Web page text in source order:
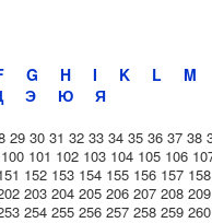
G H I K L M
Э Ю Я
29 30 31 32 33 34 35 36 37 38
100 101 102 103 104 105 106
152 153 154 155 156 157 158
203 204 205 206 207 208 209
254 255 256 257 258 259 260